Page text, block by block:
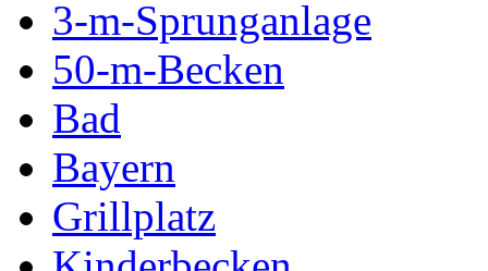
3-m-Sprunganlage
50-m-Becken
Bad
Bayern
Grillplatz